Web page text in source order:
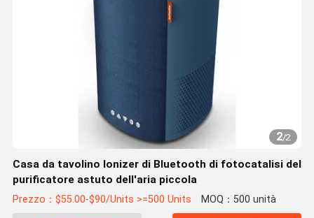
2/2
Casa da tavolino Ionizer di Bluetooth di fotocatalisi del
purificatore astuto dell'aria piccola
Prezzo：$55.00-$90/Units >=500 Units MOQ：500 unità